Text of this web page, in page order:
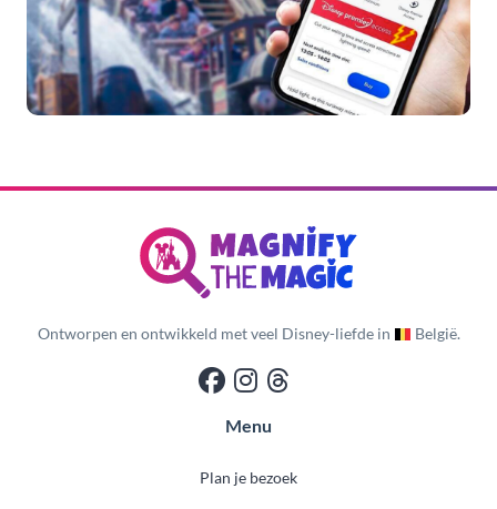
Ontworpen en ontwikkeld met veel Disney-liefde in België.
Menu
Plan je bezoek